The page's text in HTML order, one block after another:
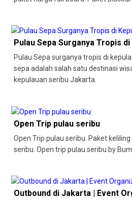
Pulau Sepa Surganya Tropis
Pulau Sepa surganya tropis di
sepa adalah salah satu destinasi
kepulauan seribu Jakarta.
Open Trip pulau seribu
Open Trip pulau seribu. Paket
seribu. Open trip pulau seribu by
Outbound di Jakarta | Event